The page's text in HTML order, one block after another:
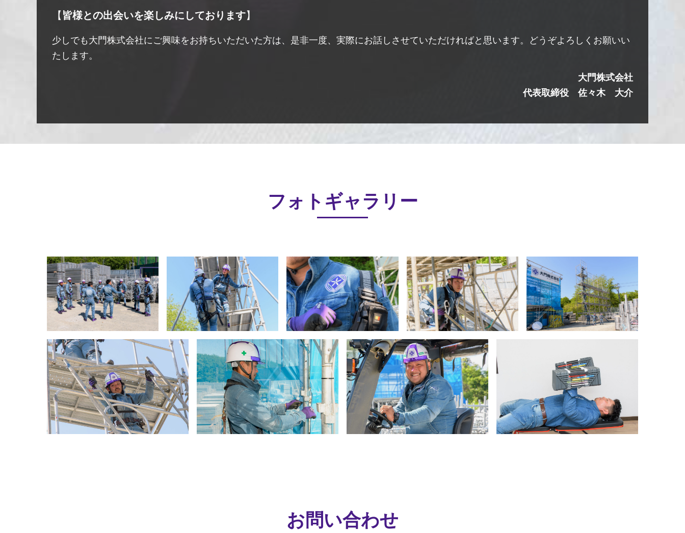
【 皆様との出会いを楽しみにしております】
少しでも大門株式会社にご興味をお持ちいただいた方は、是非一度、実際にお話しさせていただければと思います。どうぞよろしくお願いい
たします。
大門株式会社
代表取締役 佐々木 大介
フォトギャラリー
お問い合わせ